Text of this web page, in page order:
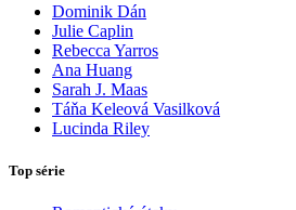
Dominik Dán
Julie Caplin
Rebecca Yarros
Ana Huang
Sarah J. Maas
Táňa Keleová Vasilková
Lucinda Riley
Top série